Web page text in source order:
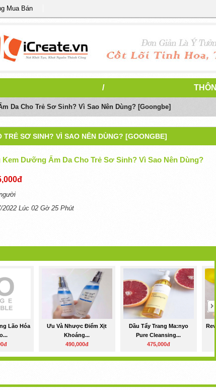
Mua Bán
/
Da Cho Trẻ Sơ Sinh? Vì Sao Nên Dùng? [Goongbe]
SƠ SINH? VÌ SAO NÊN DÙNG? [GOONGBE]
Kem Dưỡng Ẩm Da Cho Trẻ Sơ Sinh? Vì Sao Nên Dùng?
2022 Lúc 02 Gờ 25 Phút
Lão Hóa
Ưu Và Nhược Điểm Xịt
Khoáng...
490,000đ
Dầu Tẩy Trang Ma:nyo
Pure Cleansing...
475,000đ